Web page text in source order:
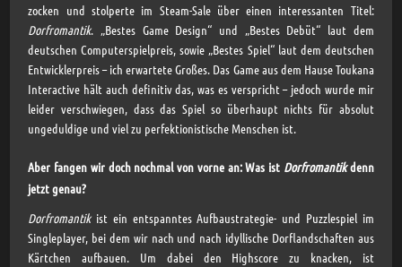
zocken und stolperte im Steam-Sale über einen interessanten Titel:
Dorfromantik. „Bestes Game Design“ und „Bestes Debüt“ laut dem
deutschen Computerspielpreis, sowie „Bestes Spiel“ laut dem deutschen
Entwicklerpreis – ich erwartete Großes. Das Game aus dem Hause Toukana
Interactive hält auch definitiv das, was es verspricht – jedoch wurde mir
leider verschwiegen, dass das Spiel so überhaupt nichts für absolut
ungeduldige und viel zu perfektionistische Menschen ist.
Aber fangen wir doch nochmal von vorne an: Was ist Dorfromantikdenn
jetzt genau?
Dorfromantikist ein entspanntes Aufbaustrategie- und Puzzlespiel im
Singleplayer, bei dem wir nach und nach idyllische Dorflandschaften aus
Kärtchen aufbauen. Um dabei den Highscore zu knacken, ist